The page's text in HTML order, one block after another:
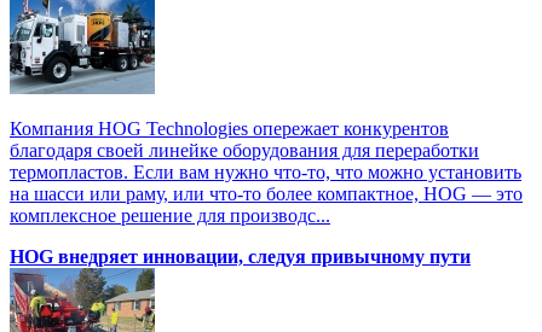
Компания HOG Technologies опережает конкурентов
благодаря своей линейке оборудования для переработки
термопластов. Если вам нужно что-то, что можно установить
на шасси или раму, или что-то более компактное, HOG — это
комплексное решение для производс...
HOG внедряет инновации, следуя привычному пути